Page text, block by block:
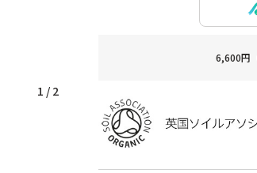
1 / 2
6,600円